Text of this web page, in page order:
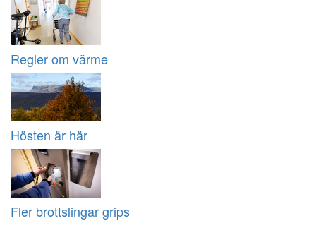
Regler om värme
Hösten är här
Fler brottslingar grips